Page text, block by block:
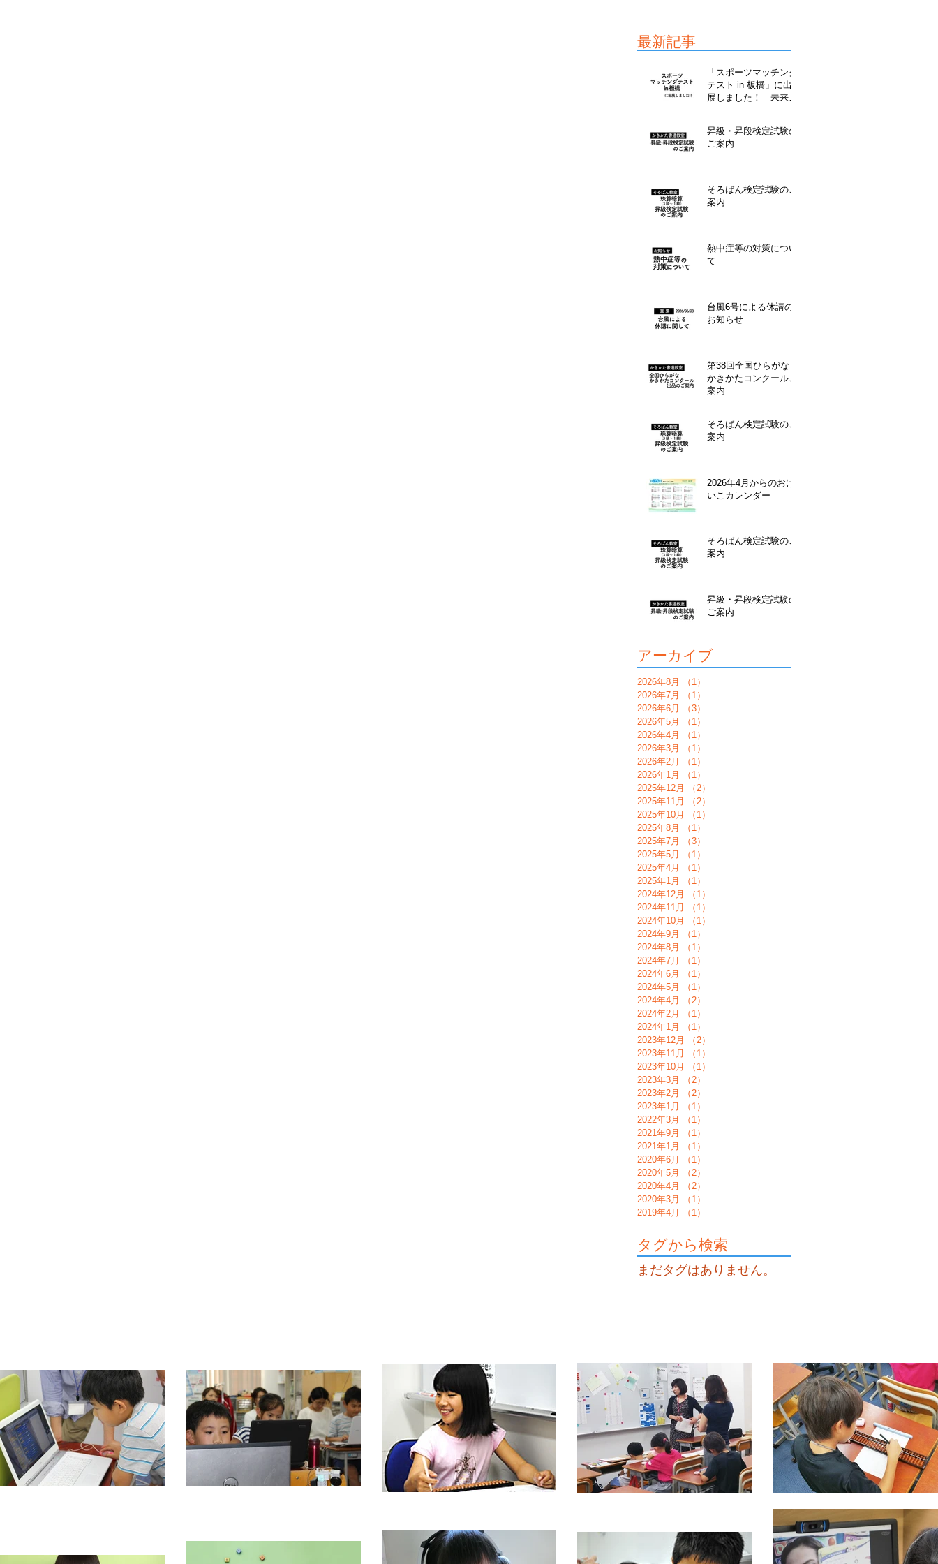
最新記事
「スポーツマッチング
テスト in 板橋」に出
展しました！｜未来こ
昇級・昇段検定試験の
ご案内
そろばん検定試験のご
案内
熱中症等の対策につい
て
台風6号による休講の
お知らせ
第38回全国ひらがな・
かきかたコンクールご
案内
そろばん検定試験のご
案内
2026年4月からのおけ
いこカレンダー
そろばん検定試験のご
案内
昇級・昇段検定試験の
ご案内
アーカイブ
2026年8月 （1）
2026年7月
（1）
2026年6月
（3）
2026年5月
（1）
2026年4月
（1）
2026年3月
（1）
2026年2月
（1）
2026年1月
（1）
2025年12月
（2）
2025年11月
（2）
2025年10月
（1）
2025年8月
（1）
2025年7月
（3）
2025年5月
（1）
2025年4月
（1）
2025年1月
（1）
2024年12月
（1）
2024年11月
（1）
2024年10月
（1）
2024年9月
（1）
2024年8月
（1）
2024年7月
（1）
2024年6月
（1）
2024年5月
（1）
2024年4月
（2）
2024年2月
（1）
2024年1月
（1）
2023年12月
（2）
2023年11月
（1）
2023年10月
（1）
2023年3月
（2）
2023年2月
（2）
2023年1月
（1）
2022年3月
（1）
2021年9月
（1）
2021年1月
（1）
2020年6月
（1）
2020年5月
（2）
2020年4月
（2）
2020年3月
（1）
2019年4月
（1）
タグから検索
まだタグはありません。